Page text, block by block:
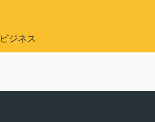
ビジネス